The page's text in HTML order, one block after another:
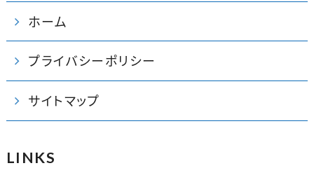
ホーム
プライバシーポリシー
サイトマップ
LINKS